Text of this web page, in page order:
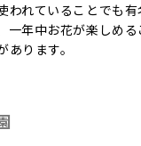
われていることでも
一年中お花が楽しめ
ります。